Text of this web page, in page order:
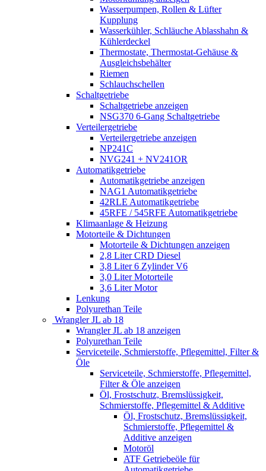
Wasserpumpen, Rollen & Lüfter
Kupplung
Wasserkühler, Schläuche Ablasshahn &
Kühlerdeckel
Thermostate, Thermostat-Gehäuse &
Ausgleichsbehälter
Riemen
Schlauchschellen
Schaltgetriebe
Schaltgetriebe anzeigen
NSG370 6-Gang Schaltgetriebe
Verteilergetriebe
Verteilergetriebe anzeigen
NP241C
NVG241 + NV241OR
Automatikgetriebe
Automatikgetriebe anzeigen
NAG1 Automatikgetriebe
42RLE Automatikgetriebe
45RFE / 545RFE Automatikgetriebe
Klimaanlage & Heizung
Motorteile & Dichtungen
Motorteile & Dichtungen anzeigen
2,8 Liter CRD Diesel
3,8 Liter 6 Zylinder V6
3,0 Liter Motorteile
3,6 Liter Motor
Lenkung
Polyurethan Teile
Wrangler JL ab 18
Wrangler JL ab 18 anzeigen
Polyurethan Teile
Serviceteile, Schmierstoffe, Pflegemittel, Filter &
Öle
Serviceteile, Schmierstoffe, Pflegemittel,
Filter & Öle anzeigen
Öl, Frostschutz, Bremslüssigkeit,
Schmierstoffe, Pflegemittel & Additive
Öl, Frostschutz, Bremslüssigkeit,
Schmierstoffe, Pflegemittel &
Additive anzeigen
Motoröl
ATF Getriebeöle für